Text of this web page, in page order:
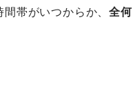
間帯がいつからか、全何